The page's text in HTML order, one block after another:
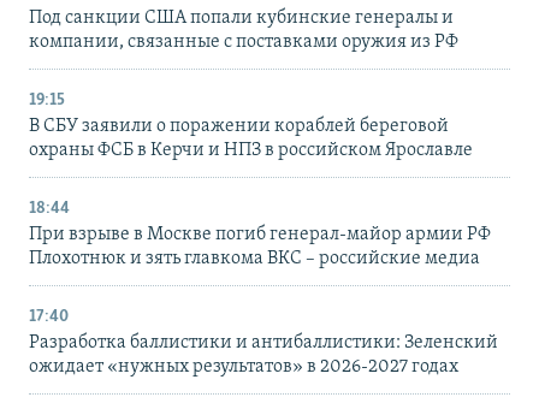
Под санкции США попали кубинские генералы и
компании, связанные с поставками оружия из РФ
19:15
В СБУ заявили о поражении кораблей береговой
охраны ФСБ в Керчи и НПЗ в российском Ярославле
18:44
При взрыве в Москве погиб генерал-майор армии РФ
Плохотнюк и зять главкома ВКС – российские медиа
17:40
Разработка баллистики и антибаллистики: Зеленский
ожидает «нужных результатов» в 2026-2027 годах